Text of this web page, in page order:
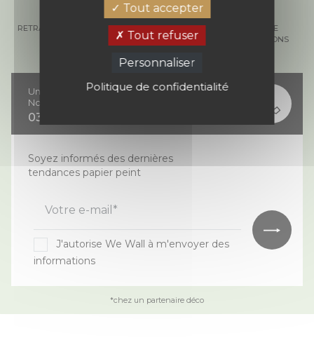
COMMANDE
D'ÉCHANTILLONS
PAIEMENT 100%
SÉCURISÉ
RETRAIT GRATUIT EN
Une question ?
Notre équipe vous répond
03 74 02 81 82
Soyez informés des dernières
tendances papier peint
Votre e-mail*
J'autorise We Wall à m'envoyer des
informations
*chez un partenaire déco
Tout accepter
Tout refuser
Personnaliser
Politique de confidentialité